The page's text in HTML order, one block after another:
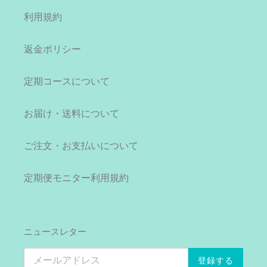
利用規約
返金ポリシー
定期コースについて
お届け・送料について
ご注文・お支払いについて
定期便モニター利用規約
ニュースレター
登録する